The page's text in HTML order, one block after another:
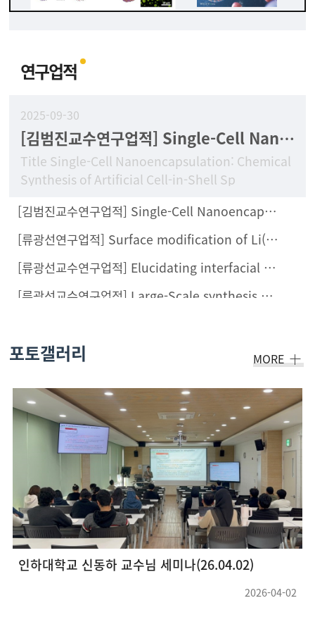
연구업적
2025-09-30
[김범진교수연구업적] Single-Cell Nanoencapsulation: Chemical Synthesis of Artificial Cell-in-Shell Spores
Title Single-Cell Nanoencapsulation: Chemical
Synthesis of Artificial Cell-in-Shell Sp
[김범진교수연구업적] Single-Cell Nanoencapsulation Enables Fabrication of Probiotics-Loaded Hydrogel Dressing with Improved Wound Healing Efficacy In Vivo
[류광선연구업적] Surface modification of Li(Ni0.8Co0.1Mn0.1)O2 with Li2ZrCl6 halide solid electrolyte for all-solid-state batteries
[류광선교수연구업적] Elucidating interfacial behaviors of Li-ion argyrodites through μ-cavity electrode analysis
[류광선교수연구업적] Large-Scale synthesis of metal halide doped Li7P2S8X solid electrolytes and their compatibility with organic solvents and binders
포토갤러리 MORE
2026-05-